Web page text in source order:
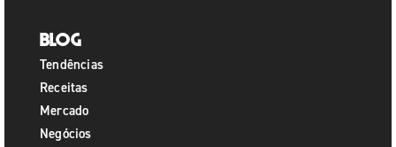
Blog
Tendências
Receitas
Mercado
Negócios